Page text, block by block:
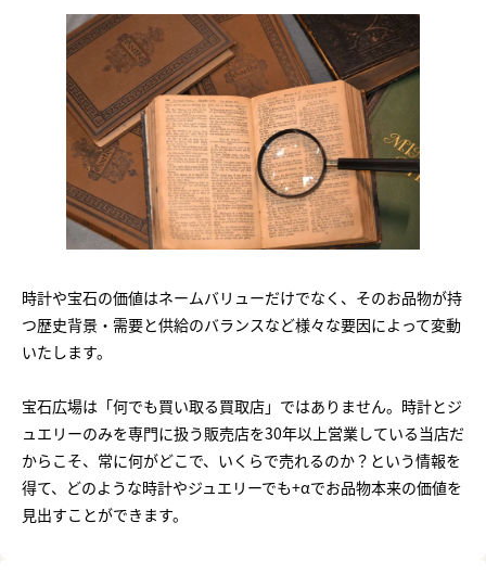
時計や宝石の価値はネームバリューだけでなく、そのお品物が持
つ歴史背景・需要と供給のバランスなど様々な要因によって変動
いたします。
宝石広場は「何でも買い取る買取店」ではありません。時計とジ
ュエリーのみを専門に扱う販売店を30年以上営業している当店だ
からこそ、常に何がどこで、いくらで売れるのか？という情報を
得て、どのような時計やジュエリーでも+αでお品物本来の価値を
見出すことができます。